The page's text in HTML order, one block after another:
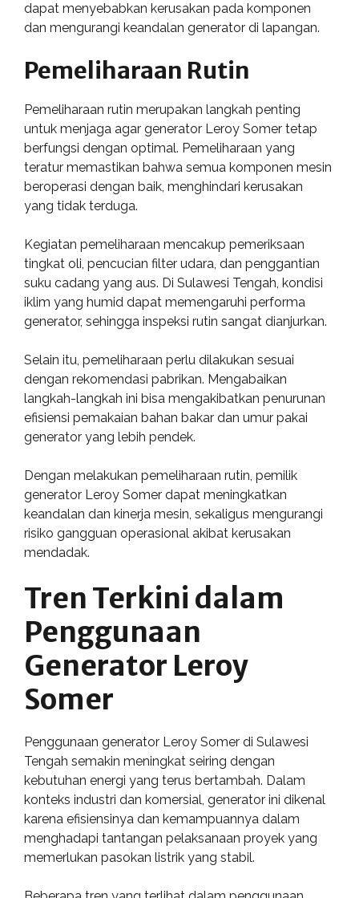
dapat menyebabkan kerusakan pada komponen
dan mengurangi keandalan generator di lapangan.
Pemeliharaan Rutin
Pemeliharaan rutin merupakan langkah penting
untuk menjaga agar generator Leroy Somer tetap
berfungsi dengan optimal. Pemeliharaan yang
teratur memastikan bahwa semua komponen mesin
beroperasi dengan baik, menghindari kerusakan
yang tidak terduga.
Kegiatan pemeliharaan mencakup pemeriksaan
tingkat oli, pencucian filter udara, dan penggantian
suku cadang yang aus. Di Sulawesi Tengah, kondisi
iklim yang humid dapat memengaruhi performa
generator, sehingga inspeksi rutin sangat dianjurkan.
Selain itu, pemeliharaan perlu dilakukan sesuai
dengan rekomendasi pabrikan. Mengabaikan
langkah-langkah ini bisa mengakibatkan penurunan
efisiensi pemakaian bahan bakar dan umur pakai
generator yang lebih pendek.
Dengan melakukan pemeliharaan rutin, pemilik
generator Leroy Somer dapat meningkatkan
keandalan dan kinerja mesin, sekaligus mengurangi
risiko gangguan operasional akibat kerusakan
mendadak.
Tren Terkini dalam
Penggunaan
Generator Leroy
Somer
Penggunaan generator Leroy Somer di Sulawesi
Tengah semakin meningkat seiring dengan
kebutuhan energi yang terus bertambah. Dalam
konteks industri dan komersial, generator ini dikenal
karena efisiensinya dan kemampuannya dalam
menghadapi tantangan pelaksanaan proyek yang
memerlukan pasokan listrik yang stabil.